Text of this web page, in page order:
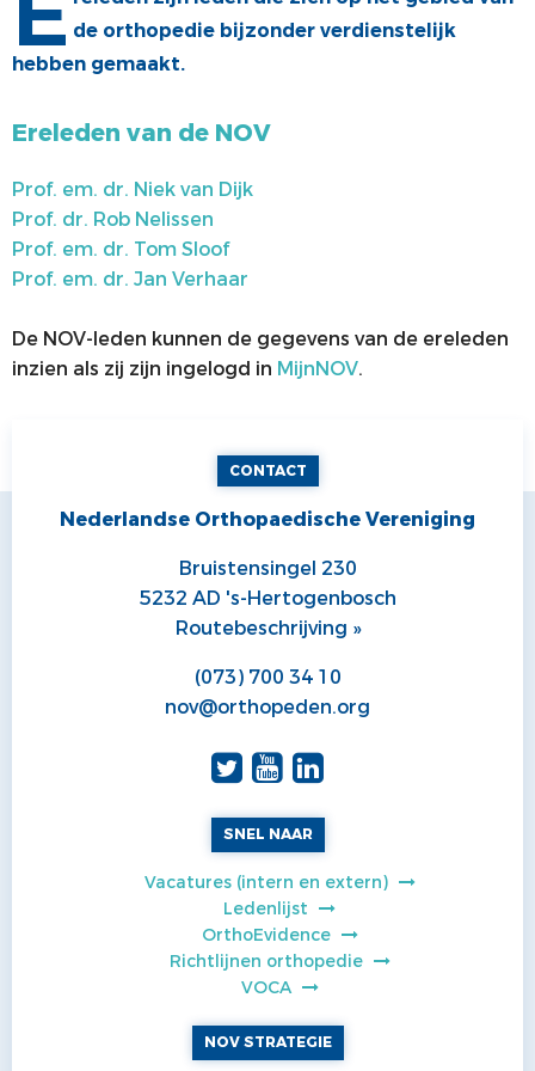
ALV
PRIJZEN EN LEZINGEN
STATUTEN EN REGLEMENTEN
VACATUREBANK
PERSCONTACT
PATIËNTENVOORLICHTING
MEDISCHE INDUSTRIE
GEDRAGSREGELS
de orthopedie bijzonder verdienstelijk
hebben gemaakt.
Ereleden van de NOV
Prof. em. dr. Niek van Dijk
Prof. dr. Rob Nelissen
Prof. em. dr. Tom Sloof
Prof. em. dr. Jan Verhaar
De NOV-leden kunnen de gegevens van de ereleden
inzien als zij zijn ingelogd in MijnNOV.
CONTACT
Nederlandse Orthopaedische Vereniging
Bruistensingel 230
5232 AD 's-Hertogenbosch
Routebeschrijving »
(073) 700 34 10
nov@orthopeden.org
SNEL NAAR
Vacatures (intern en extern)
Ledenlijst
OrthoEvidence
Richtlijnen orthopedie
VOCA
NOV STRATEGIE